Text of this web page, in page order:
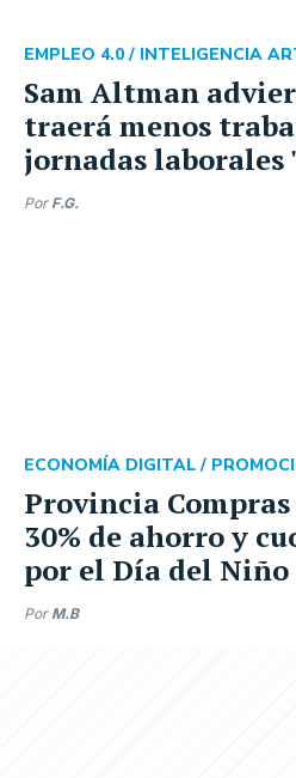
Sam Altman
traerá menos
jornadas laborales
EMPLEO 4.0 / INTELIGENCIA
Por F.G.
Provincia
30% de ahorro y
por el Día del Niño
ECONOMÍA DIGITAL /
Por M.B